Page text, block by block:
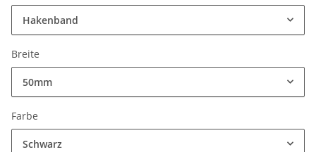
Hakenband
Breite
50mm
Farbe
Schwarz